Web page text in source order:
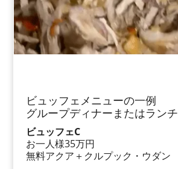
ビュッフェメニューの一例
グループディナーまたはランチ
ビュッフェC
お一人様35万円
無料アクア＋クルプック・ウダン